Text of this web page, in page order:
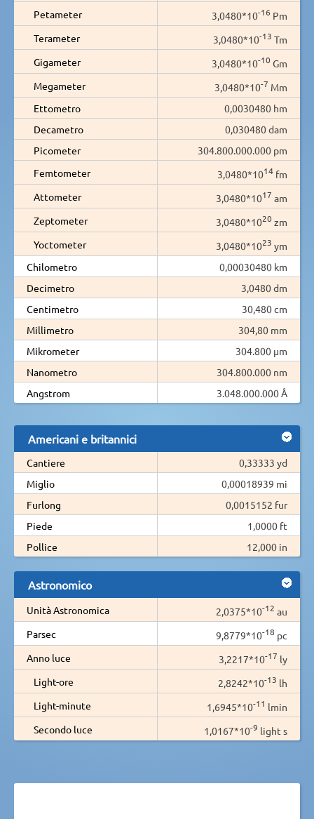
Petameter
3,0480*10-16 Pm
Terameter
3,0480*10-13 Tm
Gigameter
3,0480*10-10 Gm
Megameter
3,0480*10-7 Mm
Ettometro
0,0030480 hm
Decametro
0,030480 dam
Picometer
304.800.000.000 pm
Femtometer
3,0480*1014 fm
Attometer
3,0480*1017 am
Zeptometer
3,0480*1020 zm
Yoctometer
3,0480*1023 ym
Chilometro
0,00030480 km
Decimetro
3,0480 dm
Centimetro
30,480 cm
Millimetro
304,80 mm
Mikrometer
304.800 µm
Nanometro
304.800.000 nm
Angstrom
3.048.000.000 Å
Americani e britannici
Cantiere
0,33333 yd
Miglio
0,00018939 mi
Furlong
0,0015152 fur
Piede
1,0000 ft
Pollice
12,000 in
Astronomico
Unità Astronomica 2,0375*10-12 au
Parsec
9,8779*10-18 pc
Anno luce
3,2217*10-17 ly
Light-ore
2,8242*10-13 lh
Light-minute
1,6945*10-11 lmin
Secondo luce
1,0167*10-9 light s